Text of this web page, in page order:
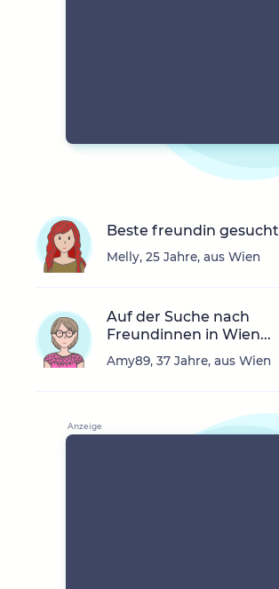
Beste freundin gesucht
Melly, 25 Jahre, aus Wien
Auf der Suche nach
Freundinnen in Wien...
Amy89, 37 Jahre, aus Wien